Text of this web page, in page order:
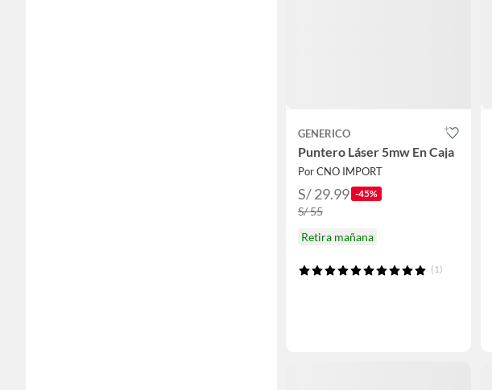
GENERICO
Puntero Láser 5mw En Caja
Por CNO IMPORT
S/ 29.99 -45%
S/ 55
Retira mañana
(1)